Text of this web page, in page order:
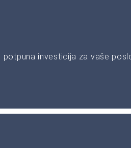
investicija za vaše